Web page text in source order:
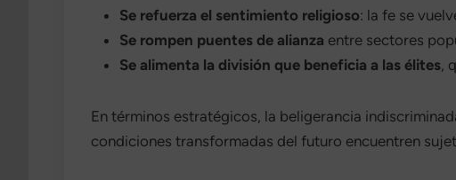
Se refuerza el sentimiento religioso: la fe se
Se rompen puentes de alianza entre sectores
Se alimenta la división que beneficia a las élites,
En términos estratégicos, la beligerancia
condiciones transformadas del futuro encuentren